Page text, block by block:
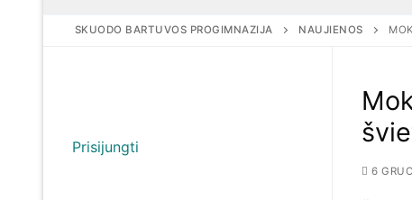
SKUODO BARTUVOS PROGIMNAZIJA NAUJIENOS
6
Prisijungti